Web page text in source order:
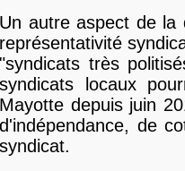
Un autre aspect de la
représentativité
"syndicats très
syndicats locaux
Mayotte depuis juin
d'indépendance, de
syndicat.